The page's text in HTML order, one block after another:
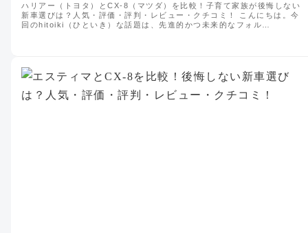
ハリアー（トヨタ）とCX-8（マツダ）を比較！子育て家族が後悔しない
新車選びは？人気・評価・評判・レビュー・クチコミ！ こんにちは。今
回のhitoiki（ひといき）な話題は、先進的かつ未来的なフォル…